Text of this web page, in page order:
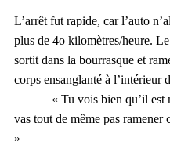
L’arrêt fut rapide, car l’auto
plus de 4o kilomètres/heure.
sortit dans la bourrasque et
corps ensanglanté à l’intérieur
vas tout de même pas ramener
»